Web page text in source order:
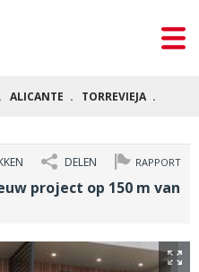
ALICANTE TORREVIEJA
RAPPORT
DELEN
project op 150 m van